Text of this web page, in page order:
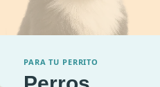
PARA TU PERRITO